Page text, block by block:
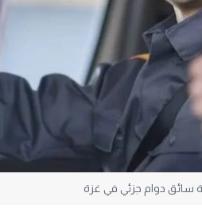
سائق دوام جزئي في غزة